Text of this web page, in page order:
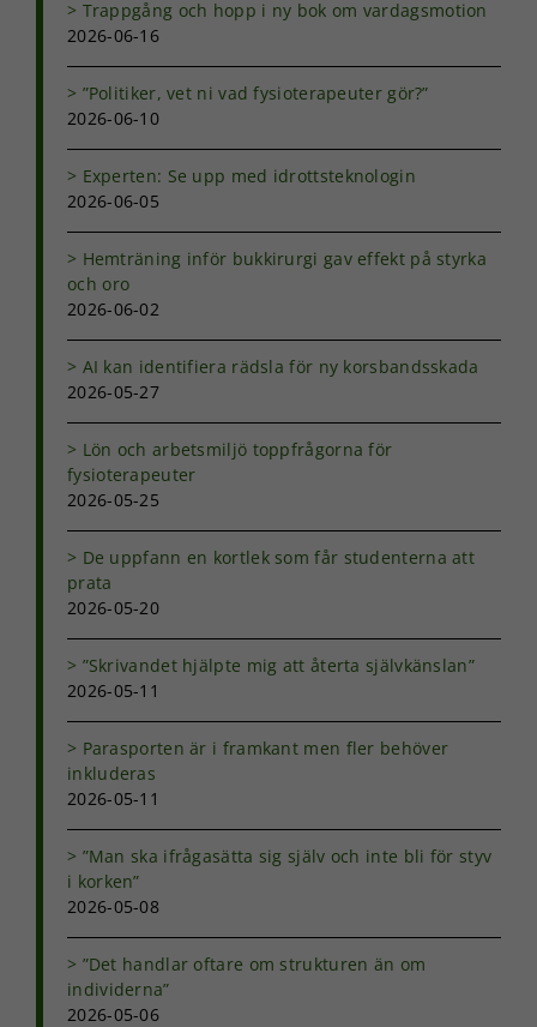
Trappgång och hopp i ny bok om vardagsmotion
2026-06-16
”Politiker, vet ni vad fysioterapeuter gör?”
2026-06-10
Experten: Se upp med idrottsteknologin
2026-06-05
Hemträning inför bukkirurgi gav effekt på styrka
och oro
2026-06-02
AI kan identifiera rädsla för ny korsbandsskada
2026-05-27
Lön och arbetsmiljö toppfrågorna för
fysioterapeuter
2026-05-25
De uppfann en kortlek som får studenterna att
prata
2026-05-20
”Skrivandet hjälpte mig att återta självkänslan”
2026-05-11
Parasporten är i framkant men fler behöver
inkluderas
2026-05-11
”Man ska ifrågasätta sig själv och inte bli för styv
i korken”
2026-05-08
”Det handlar oftare om strukturen än om
individerna”
2026-05-06